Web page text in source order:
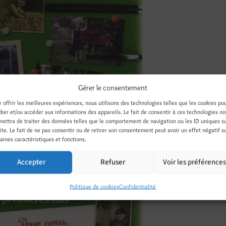
Gérer le consentement
offrir les meilleures expériences, nous utilisons des technologies telles que les cookies
et/ou accéder aux informations des appareils. Le fait de consentir à ces technologies
de traiter des données telles que le comportement de navigation ou les ID uniques
Le fait de ne pas consentir ou de retirer son consentement peut avoir un effet négatif
caractéristiques et fonctions.
Accepter Refuser Voir les préférences
Politique de cookiesConfidentialité
a commencé en 1943 (collection « De nos premiers pas à
/ 2013 / éditions Prat / 64 pages / publié sous le pseudonyme
fr.com/